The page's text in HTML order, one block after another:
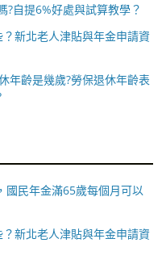
?自提6%好處與試算教學？
新北老人津貼與年金申請資
年齡是幾歲?勞保退休年齡表
國民年金滿65歲每個月可以
新北老人津貼與年金申請資